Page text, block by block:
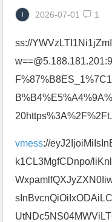
2026-07-01 1
ss://
vmess://
k1CL3MgfCDnpo/